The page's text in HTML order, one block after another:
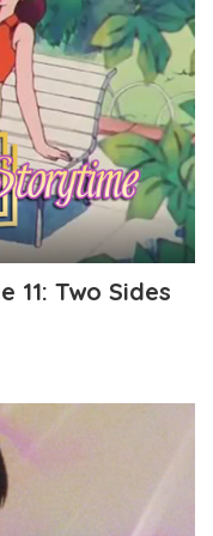
11: Two Sides